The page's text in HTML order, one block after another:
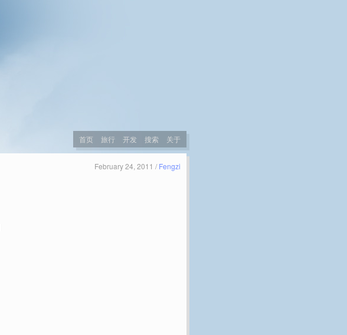
首页 旅行 开发 搜索 关于
February 24, 2011 / Fengzi